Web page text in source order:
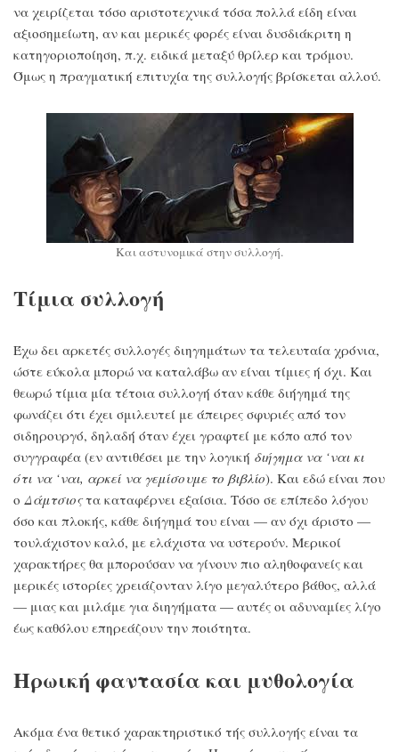
να χειρίζεται τόσο αριστοτεχνικά τόσα πολλά είδη είναι
αξιοσημείωτη, αν και μερικές φορές είναι δυσδιάκριτη η
κατηγοριοποίηση, π.χ. ειδικά μεταξύ θρίλερ και τρόμου.
Όμως η πραγματική επιτυχία της συλλογής βρίσκεται αλλού.
Και αστυνομικά στην συλλογή.
Τίμια συλλογή
Έχω δει αρκετές συλλογές διηγημάτων τα τελευταία χρόνια,
ώστε εύκολα μπορώ να καταλάβω αν είναι τίμιες ή όχι. Και
θεωρώ τίμια μία τέτοια συλλογή όταν κάθε διήγημά της
φωνάζει ότι έχει σμιλευτεί με άπειρες σφυριές από τον
σιδηρουργό, δηλαδή όταν έχει γραφτεί με κόπο από τον
συγγραφέα (εν αντιθέσει με την λογική διήγημα να ‘ναι κι
ότι να ‘ναι, αρκεί να γεμίσουμε το βιβλίο). Και εδώ είναι που
ο Δάμτσιοςτα καταφέρνει εξαίσια. Τόσο σε επίπεδο λόγου
όσο και πλοκής, κάθε διήγημά του είναι — αν όχι άριστο —
τουλάχιστον καλό, με ελάχιστα να υστερούν. Μερικοί
χαρακτήρες θα μπορούσαν να γίνουν πιο αληθοφανείς και
μερικές ιστορίες χρειάζονταν λίγο μεγαλύτερο βάθος, αλλά
— μιας και μιλάμε για διηγήματα — αυτές οι αδυναμίες λίγο
έως καθόλου επηρεάζουν την ποιότητα.
Ηρωική φαντασία και μυθολογία
Ακόμα ένα θετικό χαρακτηριστικό τής συλλογής είναι τα